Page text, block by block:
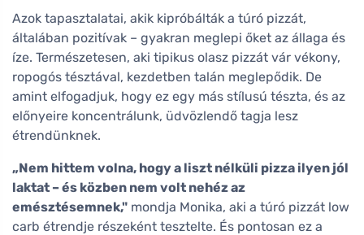
Azok tapasztalatai, akik kipróbálták a túró pizzát,
általában pozitívak – gyakran meglepi őket az állaga és
íze. Természetesen, aki tipikus olasz pizzát vár vékony,
ropogós tésztával, kezdetben talán meglepődik. De
amint elfogadjuk, hogy ez egy más stílusú tészta, és az
előnyeire koncentrálunk, üdvözlendő tagja lesz
étrendünknek.
„Nem hittem volna, hogy a liszt nélküli pizza ilyen jól
laktat – és közben nem volt nehéz az
emésztésemnek," mondja Monika, aki a túró pizzát low
carb étrendje részeként tesztelte. És pontosan ez a